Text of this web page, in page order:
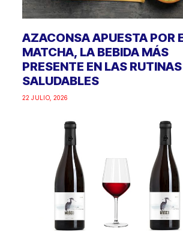
AZACONSA APUESTA POR
MATCHA, LA BEBIDA MÁS
PRESENTE EN LAS RUTINAS
SALUDABLES
22 JULIO, 2026